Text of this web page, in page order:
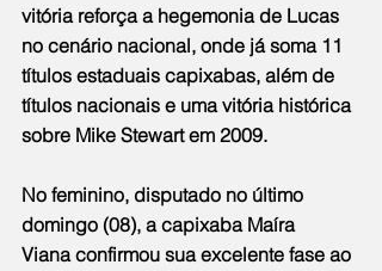
vitória reforça a hegemonia de Lucas
no cenário nacional, onde já soma 11
títulos estaduais capixabas, além de
títulos nacionais e uma vitória histórica
sobre Mike Stewart em 2009.
No feminino, disputado no último
domingo (08), a capixaba Maíra
Viana confirmou sua excelente fase ao